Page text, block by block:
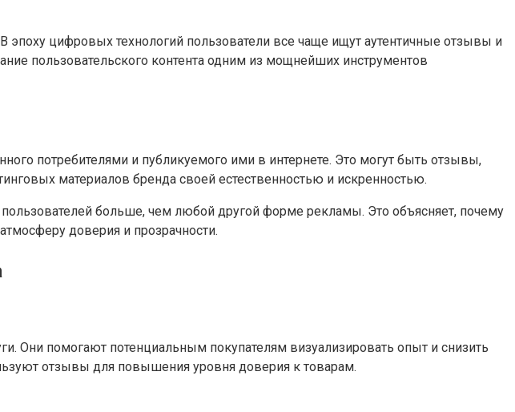
цифровых технологий пользователи все чаще ищут аутентичные отзывы и
пользовательского контента одним из мощнейших инструментов
потребителями и публикуемого ими в интернете. Это могут быть отзывы,
материалов бренда своей естественностью и искренностью.
больше, чем любой другой форме рекламы. Это объясняет, почему
доверия и прозрачности.
Они помогают потенциальным покупателям визуализировать опыт и снизить
отзывы для повышения уровня доверия к товарам.